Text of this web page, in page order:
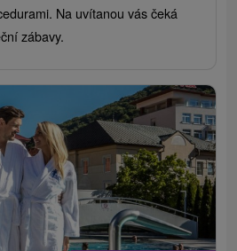
Na uvítanou vás čeká
zábavy.